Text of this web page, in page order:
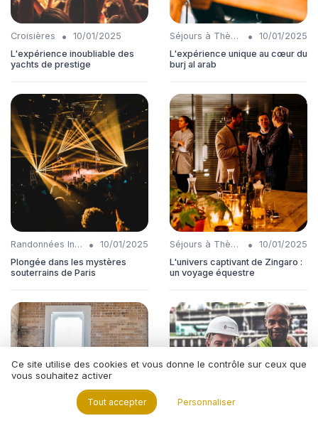
Croisières •
10/01/2025
L'expérience inoubliable des
yachts de prestige
Séjours à Thème •
10/01/2025
L'expérience unique au cœur du
burj al arab
Randonnées Insolites •
10/01/2025
Plongée dans les mystères
souterrains de Paris
Séjours à Thème •
10/01/2025
L'univers captivant de Zingaro :
un voyage équestre
Ce site utilise des cookies et vous donne le contrôle sur ceux que
vous souhaitez activer
Tout accepter Personnaliser